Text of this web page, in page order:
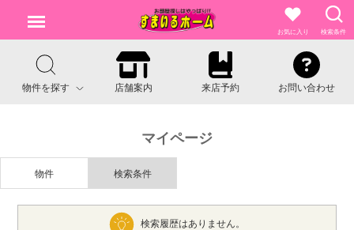
お気に入り 検索条件
物件を探す 店舗案内 来店予約 お問い合わせ
マイページ
物件 検索条件
検索履歴はありません。